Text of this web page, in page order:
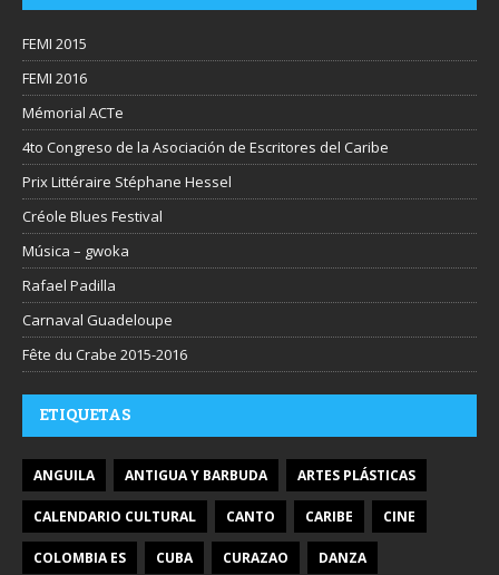
FEMI 2015
FEMI 2016
Mémorial ACTe
4to Congreso de la Asociación de Escritores del Caribe
Prix Littéraire Stéphane Hessel
Créole Blues Festival
Música – gwoka
Rafael Padilla
Carnaval Guadeloupe
Fête du Crabe 2015-2016
ETIQUETAS
ANGUILA ANTIGUA Y BARBUDA ARTES PLÁSTICAS
CALENDARIO CULTURAL CANTO CARIBE CINE
COLOMBIA ES CUBA CURAZAO DANZA